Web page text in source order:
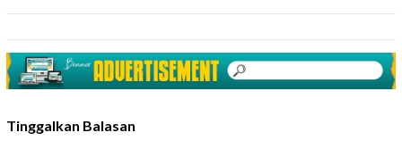
Tinggalkan Balasan